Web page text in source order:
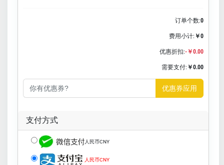
订单个数:0
费用小计: ￥0
优惠折扣:-￥0.00
需要支付: ￥0.00
优惠券应用
支付方式
人民币CNY
人民币CNY